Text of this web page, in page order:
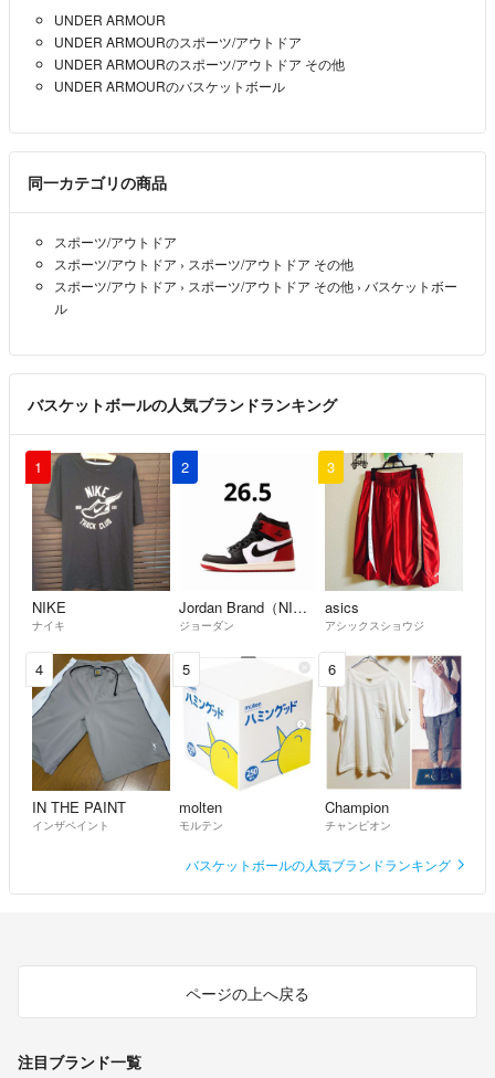
UNDER ARMOUR
UNDER ARMOURのスポーツ/アウトドア
UNDER ARMOURのスポーツ/アウトドア その他
UNDER ARMOURのバスケットボール
同一カテゴリの商品
スポーツ/アウトドア
スポーツ/アウトドア › スポーツ/アウトドア その他
スポーツ/アウトドア › スポーツ/アウトドア その他 › バスケットボー
ル
バスケットボールの人気ブランドランキング
1
NIKE
ナイキ
2
Jordan Brand（NIKE）
ジョーダン
3
asics
アシックスショウジ
4
IN THE PAINT
インザペイント
5
molten
モルテン
6
Champion
チャンピオン
バスケットボールの人気ブランドランキング
ページの上へ戻る
注目ブランド一覧